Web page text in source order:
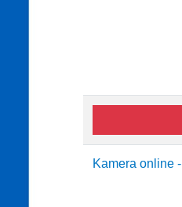
Kamera online -